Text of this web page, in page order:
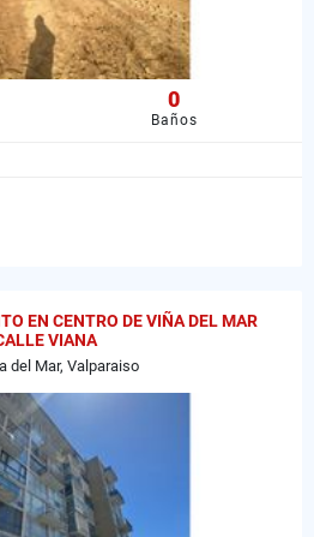
0
Baños
EN CENTRO DE VIÑA DEL MAR
VIANA
del Mar, Valparaiso